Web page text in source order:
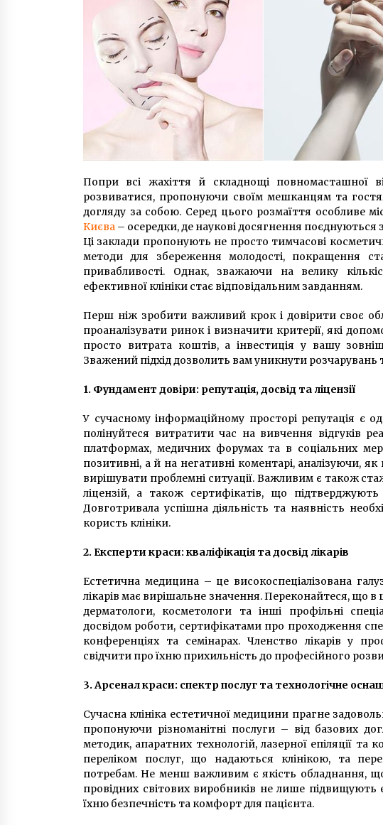
Попри всі жахіття й складнощі повномасташної
розвиватися, пропонуючи своїм мешканцям та
догляду за собою. Серед цього розмаїття особливе
Києва – осередки, де наукові досягнення
Ці заклади пропонують не просто тимчасові
методи для збереження молодості, покращення
привабливості. Однак, зважаючи на велику
ефективної клініки стає відповідальним завданням.
Перш ніж зробити важливий крок і довірити своє
проаналізувати ринок і визначити критерії, які
просто витрата коштів, а інвестиція у вашу
Зважений підхід дозволить вам уникнути
1. Фундамент довіри: репутація, досвід та ліцензії
У сучасному інформаційному просторі репутація є
полінуйтеся витратити час на вивчення відгуків
платформах, медичних форумах та в соціальних
позитивні, а й на негативні коментарі, аналізуючи,
вирішувати проблемні ситуації. Важливим є також
ліцензій, а також сертифікатів, що
Довготривала успішна діяльність та наявність
користь клініки.
2. Експерти краси: кваліфікація та досвід лікарів
Естетична медицина – це високоспеціалізована
лікарів має вирішальне значення. Переконайтеся, що в
дерматологи, косметологи та інші профільні
досвідом роботи, сертифікатами про проходження
конференціях та семінарах. Членство лікарів у
свідчити про їхню прихильність до професійного
3. Арсенал краси: спектр послуг та технологічне
Сучасна клініка естетичної медицини прагне
пропонуючи різноманітні послуги – від базових
методик, апаратних технологій, лазерної епіляції
переліком послуг, що надаються клінікою, та
потребам. Не менш важливим є якість обладнання, що
провідних світових виробників не лише підвищують
їхню безпечність та комфорт для пацієнта.